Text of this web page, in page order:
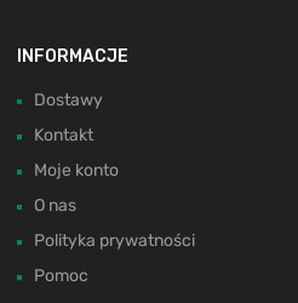
INFORMACJE
Dostawy
Kontakt
Moje konto
O nas
Polityka prywatności
Pomoc